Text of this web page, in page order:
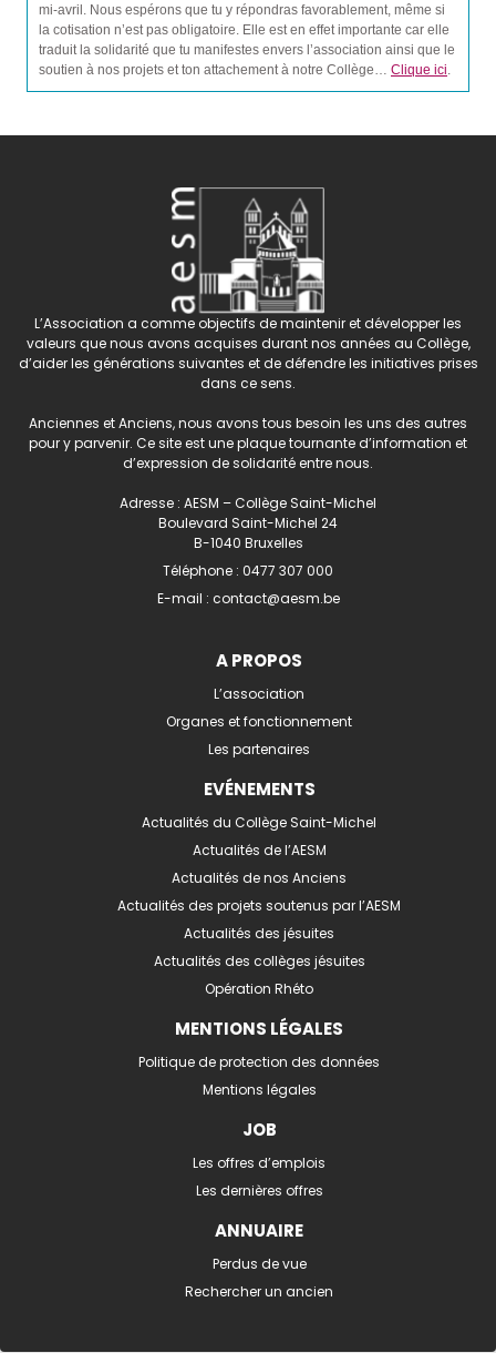
mi-avril. Nous espérons que tu y répondras favorablement, même si
la cotisation n’est pas obligatoire. Elle est en effet importante car elle
traduit la solidarité que tu manifestes envers l’association ainsi que le
soutien à nos projets et ton attachement à notre Collège… Clique ici.
L’Association a comme objectifs de maintenir et développer les
valeurs que nous avons acquises durant nos années au Collège,
d’aider les générations suivantes et de défendre les initiatives prises
dans ce sens.
Anciennes et Anciens, nous avons tous besoin les uns des autres
pour y parvenir. Ce site est une plaque tournante d’information et
d’expression de solidarité entre nous.
Adresse : AESM – Collège Saint-Michel
Boulevard Saint-Michel 24
B-1040 Bruxelles
Téléphone : 0477 307 000
E-mail : contact@aesm.be
A PROPOS
L’association
Organes et fonctionnement
Les partenaires
EVÉNEMENTS
Actualités du Collège Saint-Michel
Actualités de l’AESM
Actualités de nos Anciens
Actualités des projets soutenus par l’AESM
Actualités des jésuites
Actualités des collèges jésuites
Opération Rhéto
MENTIONS LÉGALES
Politique de protection des données
Mentions légales
JOB
Les offres d’emplois
Les dernières offres
ANNUAIRE
Perdus de vue
Rechercher un ancien